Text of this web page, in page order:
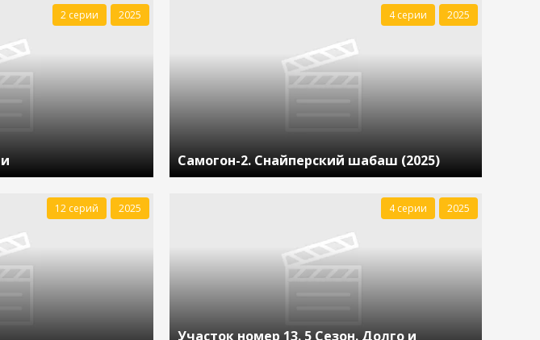
2 серии 2025
Самогон-2. Снайперский шабаш (2025)
4 серии 2025
12 серий 2025
Участок номер 13. 5 Сезон. Долго и
4 серии 2025